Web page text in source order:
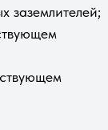
заземлителей;